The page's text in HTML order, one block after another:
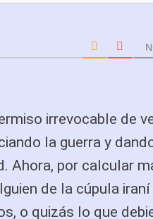
irrevocable de
la guerra y
Ahora, por calcular
de la cúpula
o quizás lo que